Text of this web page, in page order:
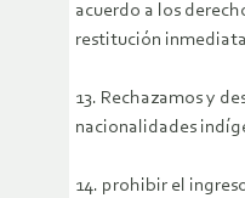
acuerdo a los
restitución
13. Rechazamos y
nacionalidades
14. prohibir el